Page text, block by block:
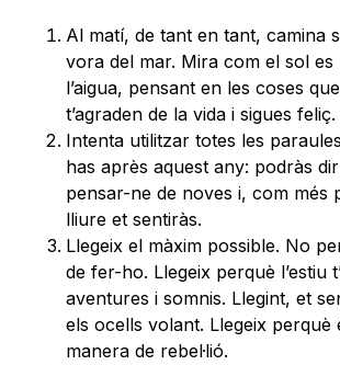
Al matí, de tant en tant, camina
vora del mar. Mira com el sol
l’aigua, pensant en les coses
t’agraden de la vida i sigues feliç.
Intenta utilitzar totes les
has après aquest any: podràs
pensar-ne de noves i, com més
lliure et sentiràs.
Llegeix el màxim possible. No
de fer-ho. Llegeix perquè l’estiu
aventures i somnis. Llegint, et
els ocells volant. Llegeix perquè
manera de rebel·lió.